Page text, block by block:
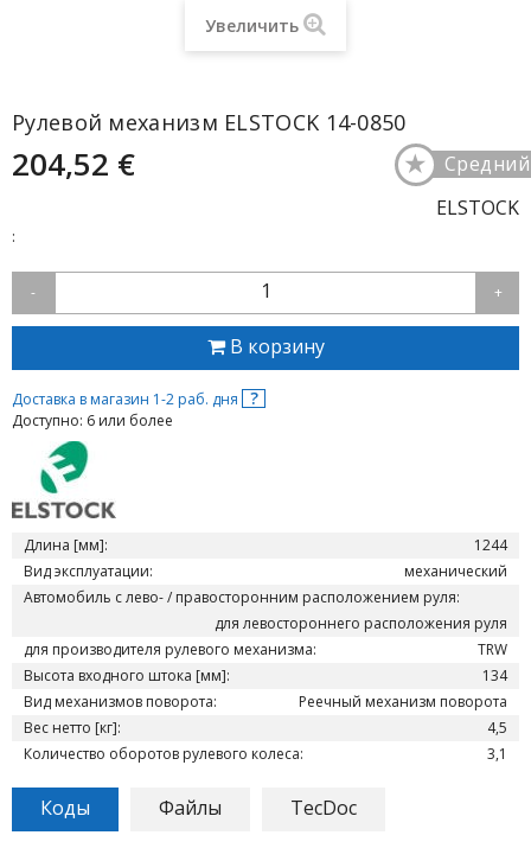
Увеличить
Рулевой механизм ELSTOCK 14-0850
204,52 € Средний
★
ELSTOCK
:
- 1 +
В корзину
Доставка в магазин 1-2 раб. дня ?
Доступно: 6 или более
Длина [мм]:
1244
Вид эксплуатации:
механический
Автомобиль с лево- / правосторонним расположением руля:
для левостороннего расположения руля
для производителя рулевого механизма:
TRW
Высота входного штока [мм]:
134
Вид механизмов поворота:
Реечный механизм поворота
Вес нетто [кг]:
4,5
Количество оборотов рулевого колеса:
3,1
Коды Файлы TecDoc